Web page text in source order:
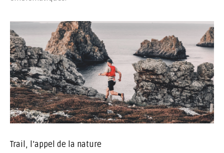
Trail, l’appel de la nature